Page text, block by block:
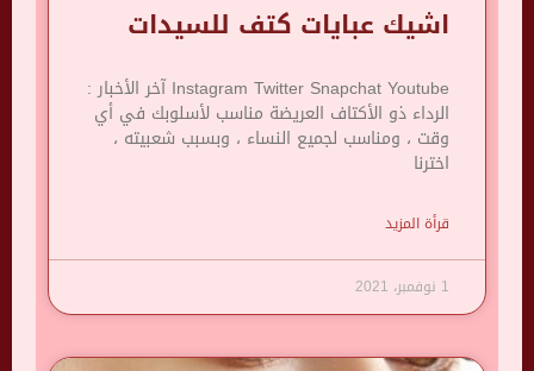
اشيك عبايات كتف للسيدات
Instagram Twitter Snapchat Youtube آخر الأخبار :
الرداء ذو ​​الأكتاف العريضة مناسب لأسلوبك في أي
وقت ، ومناسب لجميع النساء ، وبسبب شعبيته ،
اخترنا
قرأة المزيد
1 نوفمبر، 2021